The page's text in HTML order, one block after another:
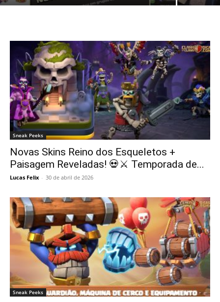
Sneak Peeks
Novas Skins Reino dos Esqueletos +
Paisagem Reveladas! 💀⚔️ Temporada de...
Lucas Felix - 30 de abril de 2026
Sneak Peeks